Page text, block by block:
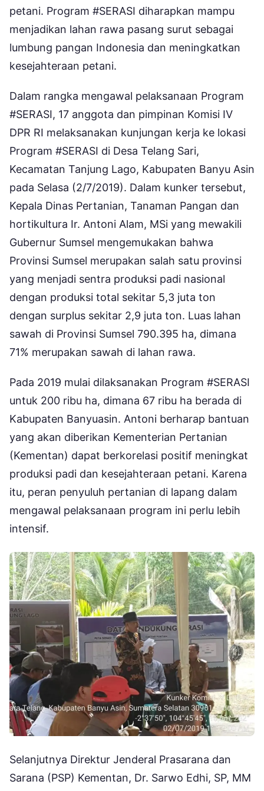
petani. Program #SERASI diharapkan mampu
menjadikan lahan rawa pasang surut sebagai
lumbung pangan Indonesia dan meningkatkan
kesejahteraan petani.
Dalam rangka mengawal pelaksanaan Program
#SERASI, 17 anggota dan pimpinan Komisi IV
DPR RI melaksanakan kunjungan kerja ke lokasi
Program #SERASI di Desa Telang Sari,
Kecamatan Tanjung Lago, Kabupaten Banyu Asin
pada Selasa (2/7/2019). Dalam kunker tersebut,
Kepala Dinas Pertanian, Tanaman Pangan dan
hortikultura Ir. Antoni Alam, MSi yang mewakili
Gubernur Sumsel mengemukakan bahwa
Provinsi Sumsel merupakan salah satu provinsi
yang menjadi sentra produksi padi nasional
dengan produksi total sekitar 5,3 juta ton
dengan surplus sekitar 2,9 juta ton. Luas lahan
sawah di Provinsi Sumsel 790.395 ha, dimana
71% merupakan sawah di lahan rawa.
Pada 2019 mulai dilaksanakan Program #SERASI
untuk 200 ribu ha, dimana 67 ribu ha berada di
Kabupaten Banyuasin. Antoni berharap bantuan
yang akan diberikan Kementerian Pertanian
(Kementan) dapat berkorelasi positif meningkat
produksi padi dan kesejahteraan petani. Karena
itu, peran penyuluh pertanian di lapang dalam
mengawal pelaksanaan program ini perlu lebih
intensif.
Selanjutnya Direktur Jenderal Prasarana dan
Sarana (PSP) Kementan, Dr. Sarwo Edhi, SP, MM